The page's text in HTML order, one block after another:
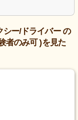
シー/ドライバー の
者のみ可 )を見た